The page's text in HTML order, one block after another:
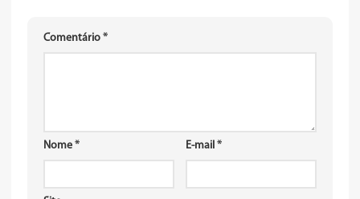
Comentário *
Nome * E-mail *